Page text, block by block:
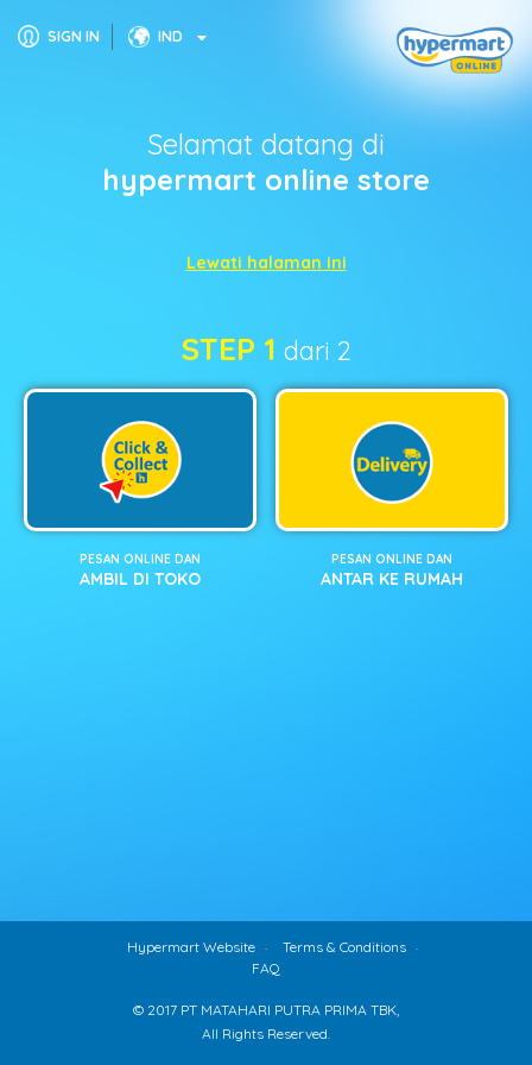
SIGN IN IND
Selamat datang di
hypermart online store
Lewati halaman ini
STEP 1 dari 2
PESAN ONLINE DAN
AMBIL DI TOKO
PESAN ONLINE DAN
ANTAR KE RUMAH
Hypermart Website
Terms & Conditions
FAQ
© 2017 PT MATAHARI PUTRA PRIMA TBK,
All Rights Reserved.